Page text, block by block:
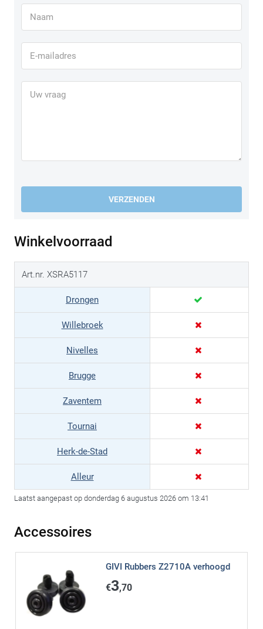
VERZENDEN
Winkelvoorraad
Art.nr. XSRA5117
Drongen
Willebroek
Nivelles
Brugge
Zaventem
Tournai
Herk-de-Stad
Alleur
Laatst aangepast op donderdag 6 augustus 2026 om 13:41
Accessoires
GIVI Rubbers Z2710A verhoogd
€3,70